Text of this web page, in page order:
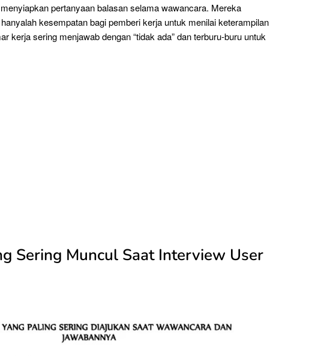
pertanyaan balasan selama wawancara. Mereka
kesempatan bagi pemberi kerja untuk menilai keterampilan
kerja sering menjawab dengan “tidak ada” dan terburu-buru untuk
Sering Muncul Saat Interview User